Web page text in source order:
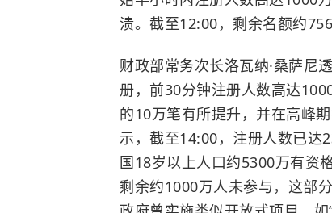
溃。截至12:00，剩余名额约756
财政部常务次长洛瓦纳·桑萨尼
册，前30分钟注册人数高达
的10万笔有所提升，并在高峰
示，截至14:00，注册人数已达
国18岁以上人口约5300万有资
剩余约1000万人未参与，这部